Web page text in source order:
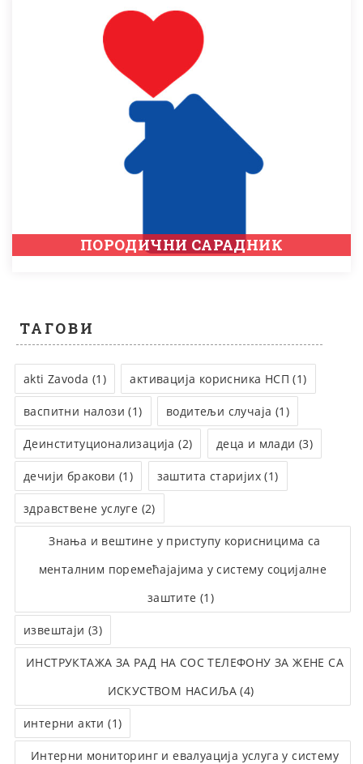
ПОРОДИЧНИ САРАДНИК
ТАГОВИ
akti Zavoda (1) активација корисника НСП (1)
васпитни налози (1) водитељи случаја (1)
Деинституционализација (2) деца и млади (3)
дечији бракови (1) заштита старијих (1)
здравствене услуге (2)
Знања и вештине у приступу корисницима са
менталним поремећајајима у систему социјалне
заштите (1)
извештаји (3)
ИНСТРУКТАЖА ЗА РАД НА СОС ТЕЛЕФОНУ ЗА ЖЕНЕ СА
ИСКУСТВОМ НАСИЉА (4)
интерни акти (1)
Интерни мониторинг и евалуација услуга у систему